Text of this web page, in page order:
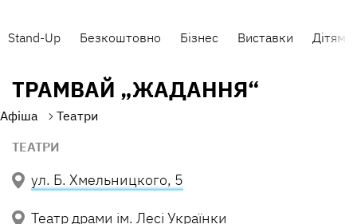
Stand-Up Безкоштовно Бізнес Виставки Дітям
ТРАМВАЙ „ЖАДАННЯ“
Афіша Театри
ТЕАТРИ
ул. Б. Хмельницкого, 5
Театр драми ім. Лесі Українки